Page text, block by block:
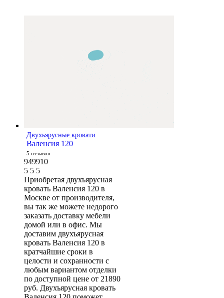
Двухъярусные кровати
Валенсия 120
5 отзывов
949910
5 5 5
Приобретая двухъярусная
кровать Валенсия 120 в
Москве от производителя,
вы так же можете недорого
заказать доставку мебели
домой или в офис. Мы
доставим двухъярусная
кровать Валенсия 120 в
кратчайшие сроки в
целости и сохранности с
любым вариантом отделки
по доступной цене от 21890
руб. Двухъярусная кровать